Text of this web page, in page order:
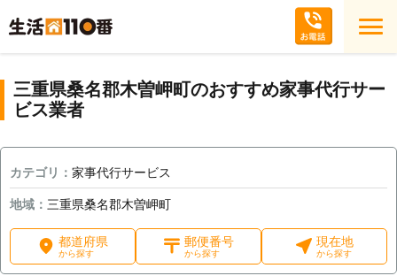
三重県桑名郡木曽岬町のおすすめ家事代行サー
ビス業者
カテゴリ： 家事代行サービス
地域： 三重県桑名郡木曽岬町
都道府県
から探す
郵便番号
から探す
現在地
から探す